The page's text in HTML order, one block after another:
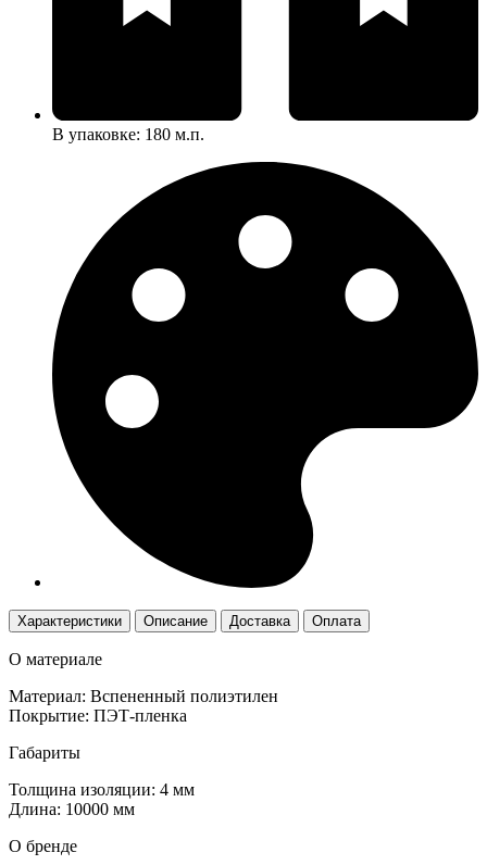
В упаковке: 180 м.п.
Характеристики Описание Доставка Оплата
О материале
Материал: Вспененный полиэтилен
Покрытие: ПЭТ-пленка
Габариты
Толщина изоляции: 4 мм
Длина: 10000 мм
О бренде